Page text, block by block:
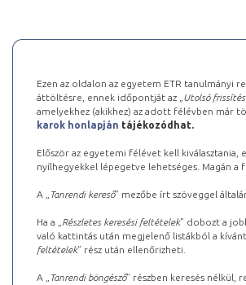
Ezen az oldalon az egyetem ETR tanulmányi
áttöltésre, ennek időpontját az „ Utolsó
amelyekhez (akikhez) az adott félévben már
karok honlapján tájékozódhat.
Először az egyetemi félévet kell kiválasztania,
nyílhegyekkel lépegetve lehetséges. Magán
A „ Tanrendi kereső” mezőbe írt szöveggel
Ha a „ Részletes keresési feltételek” dobozt a
való kattintás után megjelenő listákból a
feltételek” rész után ellenőrizheti.
A „ Tanrendi böngésző” részben keresés